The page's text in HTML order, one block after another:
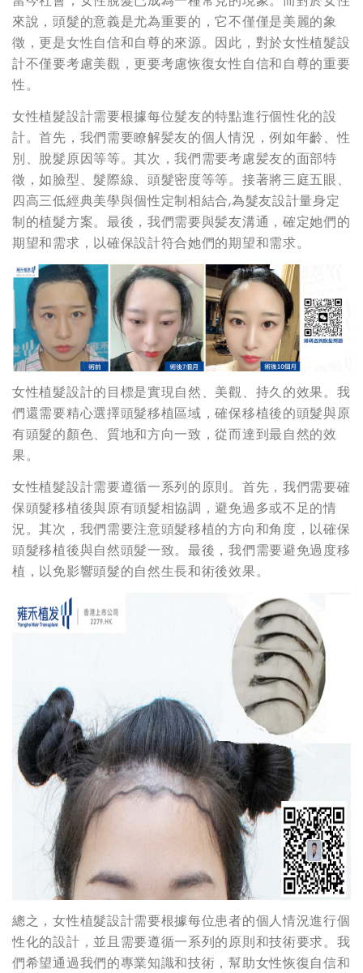
來說，頭髮的意義是尤為重要的，它不僅僅是美麗的象
徵，更是女性自信和自尊的來源。因此，對於女性植髮設
計不僅要考慮美觀，更要考慮恢復女性自信和自尊的重要
性。
女性植髮設計需要根據每位髮友的特點進行個性化的設
計。首先，我們需要瞭解髪友的個人情況，例如年齡、性
別、脫髮原因等等。其次，我們需要考慮髪友的面部特
徵，如臉型、髮際線、頭髮密度等等。接著將三庭五眼、
四高三低經典美學與個性定制相結合,為髮友設計量身定
制的植髮方案。最後，我們需要與髪友溝通，確定她們的
期望和需求，以確保設計符合她們的期望和需求。
女性植髮設計的目標是實現自然、美觀、持久的效果。我
們還需要精心選擇頭髮移植區域，確保移植後的頭髮與原
有頭髮的顏色、質地和方向一致，從而達到最自然的效
果。
女性植髮設計需要遵循一系列的原則。首先，我們需要確
保頭髮移植後與原有頭髮相協調，避免過多或不足的情
況。其次，我們需要注意頭髮移植的方向和角度，以確保
頭髮移植後與自然頭髮一致。最後，我們需要避免過度移
植，以免影響頭髮的自然生長和術後效果。
總之，女性植髮設計需要根據每位患者的個人情況進行個
性化的設計，並且需要遵循一系列的原則和技術要求。我
們希望通過我們的專業知識和技術，幫助女性恢復自信和